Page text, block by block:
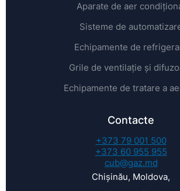
Aparate de aer
Sisteme de
Echipamente de
Grile de ventilație și
Echipamente de tratare a
Contacte
+373 79 001 500
+373 60 955 955
cub@gaz.md
Chișinău, Moldova,